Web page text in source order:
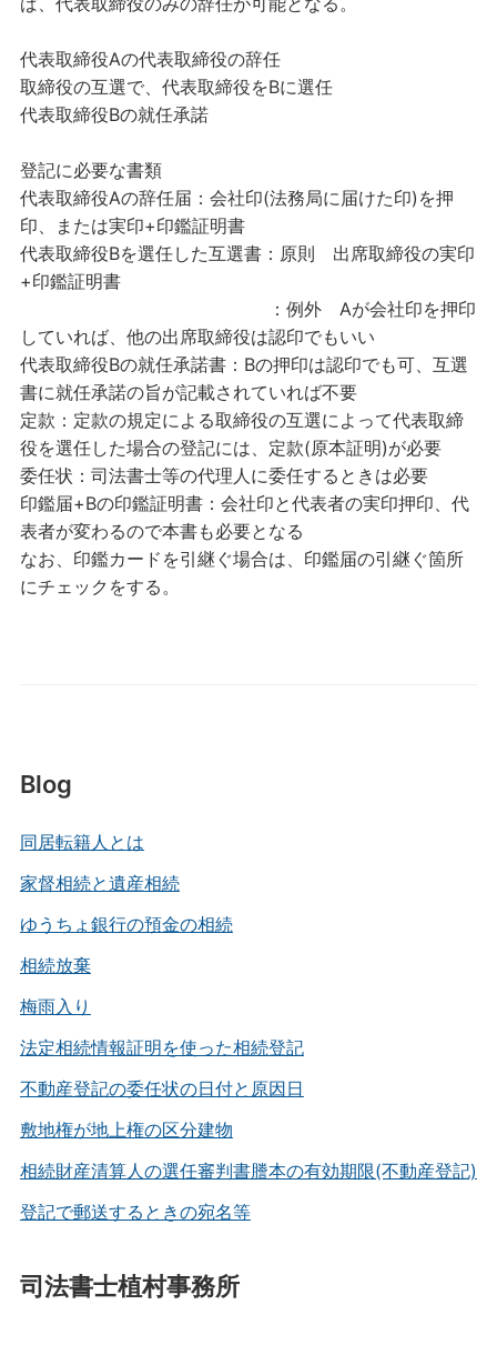
Blog
同居転籍人とは
家督相続と遺産相続
ゆうちょ銀行の預金の相続
相続放棄
梅雨入り
法定相続情報証明を使った相続登記
不動産登記の委任状の日付と原因日
敷地権が地上権の区分建物
相続財産清算人の選任審判書謄本の有効期限(不動産登記)
登記で郵送するときの宛名等
司法書士植村事務所
代表取締役Aの代表取締役の辞任
取締役の互選で、代表取締役をBに選任
代表取締役Bの就任承諾
登記に必要な書類
代表取締役Aの辞任届：会社印(法務局に届けた印)を押
印、または実印+印鑑証明書
代表取締役Bを選任した互選書：原則 出席取締役の実印
+印鑑証明書
：例外 Aが会社印を押印
していれば、他の出席取締役は認印でもいい
代表取締役Bの就任承諾書：Bの押印は認印でも可、互選
書に就任承諾の旨が記載されていれば不要
定款：定款の規定による取締役の互選によって代表取締
役を選任した場合の登記には、定款(原本証明)が必要
委任状：司法書士等の代理人に委任するときは必要
印鑑届+Bの印鑑証明書：会社印と代表者の実印押印、代
表者が変わるので本書も必要となる
なお、印鑑カードを引継ぐ場合は、印鑑届の引継ぐ箇所
にチェックをする。